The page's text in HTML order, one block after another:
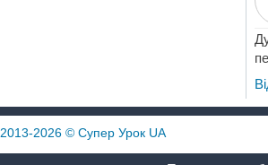
2013-2026© Супер Урок UA